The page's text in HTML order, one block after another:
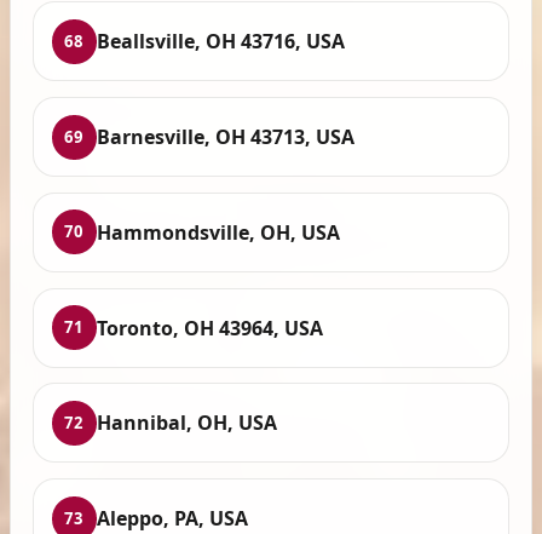
68 Beallsville, OH 43716, USA
69 Barnesville, OH 43713, USA
70 Hammondsville, OH, USA
71 Toronto, OH 43964, USA
72 Hannibal, OH, USA
73 Aleppo, PA, USA